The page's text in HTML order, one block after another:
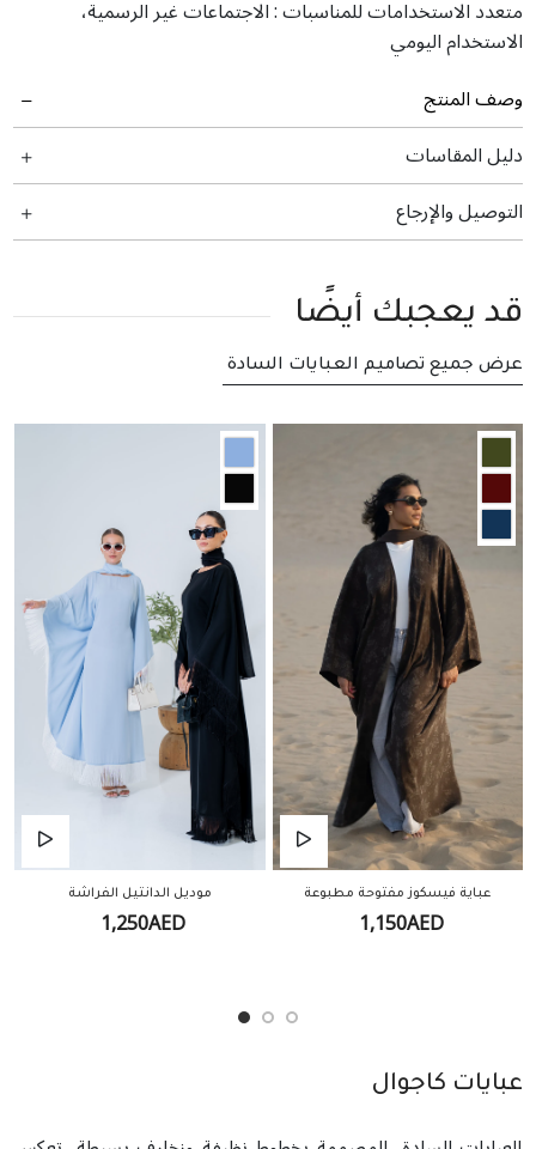
متعدد الاستخدامات للمناسبات :الاجتماعات غير الرسمية،
الاستخدام اليومي
وصف المنتج
دليل المقاسات
التوصيل والإرجاع
قد يعجبك أيضًا
عرض جميع تصاميم العبايات السادة
موديل الدانتيل الفراشة
1,250AED
عباية فيسكوز مفتوحة مطبوعة
1,150AED
عبايات كاجوال